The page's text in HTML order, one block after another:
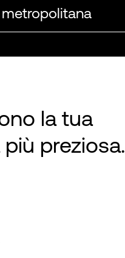
metropolitana
la tua
preziosa.